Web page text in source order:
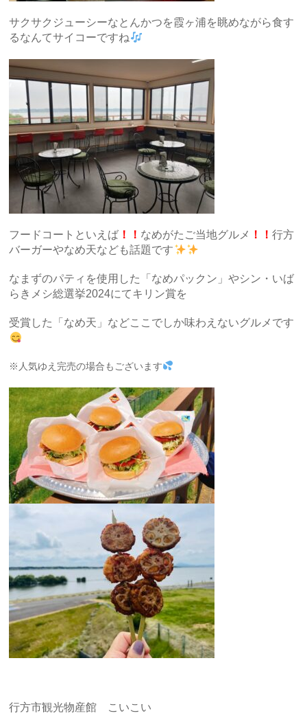
サクサクジューシーなとんかつを霞ヶ浦を眺めながら食す
るなんてサイコーですね
フードコートといえば ！！ なめがたご当地グルメ ！！行方
バーガーやなめ天なども話題です
なまずのパティを使用した「なめパックン」やシン・いば
らきメシ総選挙2024にてキリン賞を
受賞した「なめ天」などここでしか味わえないグルメです
※人気ゆえ完売の場合もございます
行方市観光物産館 こいこい